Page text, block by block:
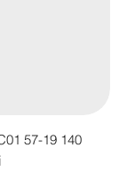
57-19 140